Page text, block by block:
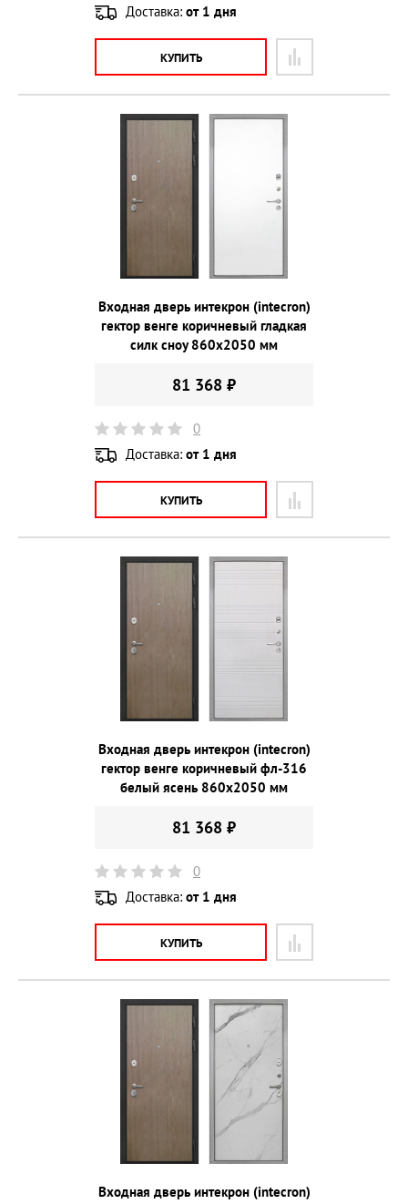
Доставка: от 1 дня
КУПИТЬ
Входная дверь интекрон (intecron)
гектор венге коричневый гладкая
силк сноу 860х2050 мм
81 368 ₽
0
Доставка: от 1 дня
КУПИТЬ
Входная дверь интекрон (intecron)
гектор венге коричневый фл-316
белый ясень 860х2050 мм
81 368 ₽
0
Доставка: от 1 дня
КУПИТЬ
Входная дверь интекрон (intecron)